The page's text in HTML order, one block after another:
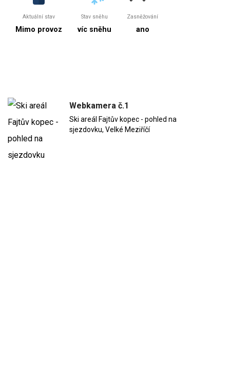
Aktuální stav
Mimo provoz
Stav sněhu
víc sněhu
Zasněžování
ano
Webkamera č.1
Ski areál Fajtův kopec - pohled na
sjezdovku, Velké Meziříčí